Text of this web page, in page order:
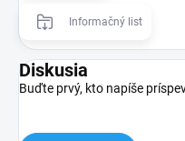
Informačný list
Diskusia
Buďte prvý, kto napíše